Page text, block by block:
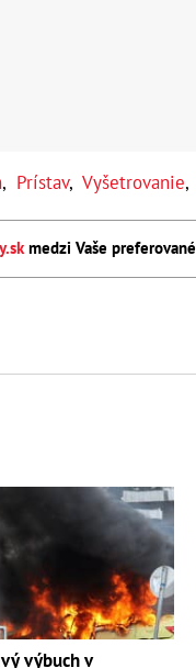
, Prístav, Vyšetrovanie,
medzi Vaše
výbuch v